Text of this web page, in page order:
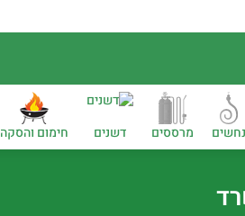
נחשים מרססים דשנים חימום והסקה